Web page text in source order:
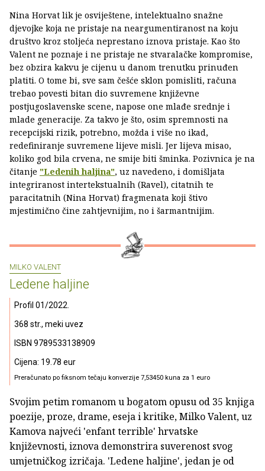
Nina Horvat lik je osviještene, intelektualno snažne
djevojke koja ne pristaje na neargumentiranost na koju
društvo kroz stoljeća neprestano iznova pristaje. Kao što
Valent ne poznaje i ne pristaje ne stvaralačke kompromise,
bez obzira kakvu je cijenu u danom trenutku prinuđen
platiti. O tome bi, sve sam češće sklon pomisliti, računa
trebao povesti bitan dio suvremene književne
postjugoslavenske scene, napose one mlađe srednje i
mlade generacije. Za takvo je što, osim spremnosti na
recepcijski rizik, potrebno, možda i više no ikad,
redefiniranje suvremene lijeve misli. Jer lijeva misao,
koliko god bila crvena, ne smije biti šminka. Pozivnica je na
čitanje "Ledenih haljina", uz navedeno, i domišljata
integriranost intertekstualnih (Ravel), citatnih te
paracitatnih (Nina Horvat) fragmenata koji štivo
mjestimično čine zahtjevnijim, no i šarmantnijim.
MILKO VALENT
Ledene haljine
Profil 01/2022.
368 str., meki uvez
ISBN 9789533138909
Cijena: 19.78 eur
Preračunato po fiksnom tečaju konverzije 7,53450 kuna za 1 euro
Svojim petim romanom u bogatom opusu od 35 knjiga
poezije, proze, drame, eseja i kritike, Milko Valent, uz
Kamova najveći 'enfant terrible' hrvatske
književnosti, iznova demonstrira suverenost svog
umjetničkog izričaja. 'Ledene haljine', jedan je od